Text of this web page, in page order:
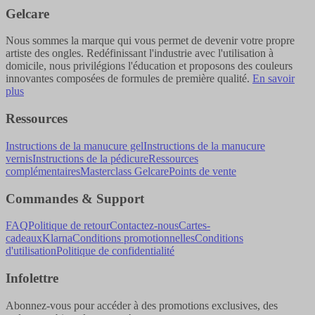
Gelcare
Nous sommes la marque qui vous permet de devenir votre propre
artiste des ongles. Redéfinissant l'industrie avec l'utilisation à
domicile, nous privilégions l'éducation et proposons des couleurs
innovantes composées de formules de première qualité. En savoir
plus
Ressources
Instructions de la manucure gelInstructions de la manucure
vernisInstructions de la pédicureRessources
complémentairesMasterclass GelcarePoints de vente
Commandes & Support
FAQPolitique de retourContactez-nousCartes-
cadeauxKlarnaConditions promotionnellesConditions
d'utilisationPolitique de confidentialité
Infolettre
Abonnez-vous pour accéder à des promotions exclusives, des